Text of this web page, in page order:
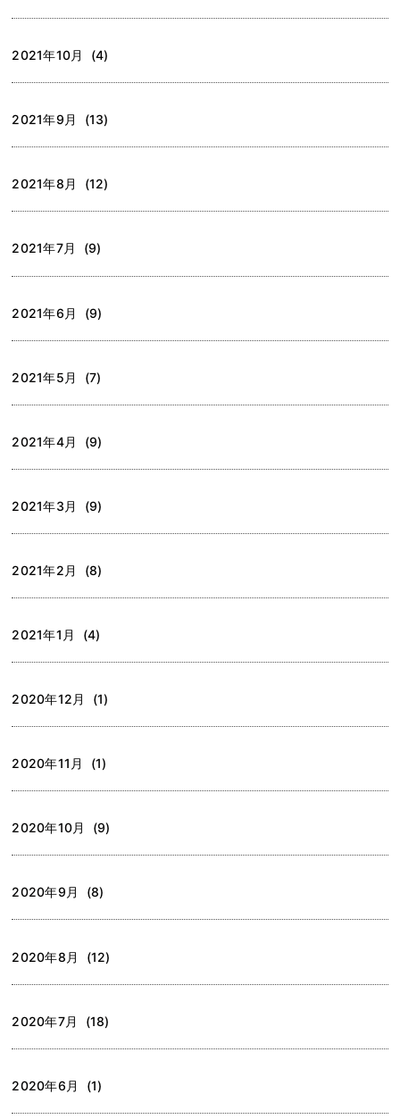
2021年10月 (4)
2021年9月 (13)
2021年8月 (12)
2021年7月 (9)
2021年6月 (9)
2021年5月 (7)
2021年4月 (9)
2021年3月 (9)
2021年2月 (8)
2021年1月 (4)
2020年12月 (1)
2020年11月 (1)
2020年10月 (9)
2020年9月 (8)
2020年8月 (12)
2020年7月 (18)
2020年6月 (1)